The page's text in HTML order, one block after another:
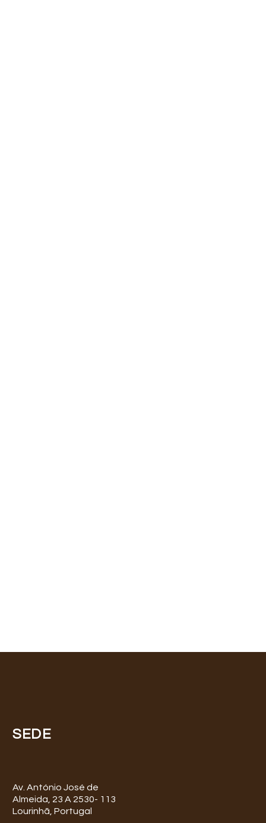
SEDE
Av. António José de
Almeida, 23 A 2530- 113
Lourinhã, Portugal